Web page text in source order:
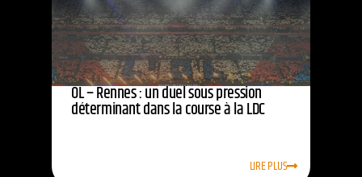
OL – Rennes : un duel sous pression
déterminant dans la course à la LDC
LIRE PLUS